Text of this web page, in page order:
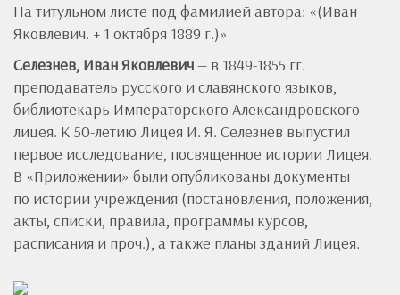
На титульном листе под фамилией автора: «(Иван
Яковлевич. + 1 октября 1889 г.)»
Селезнев, Иван Яковлевич— в 1849-1855 гг.
преподаватель русского и славянского языков,
библиотекарь Императорского Александровского
лицея. К 50-летию Лицея И. Я. Селезнев выпустил
первое исследование, посвященное истории Лицея.
В «Приложении» были опубликованы документы
по истории учреждения (постановления, положения,
акты, списки, правила, программы курсов,
расписания и проч.), а также планы зданий Лицея.